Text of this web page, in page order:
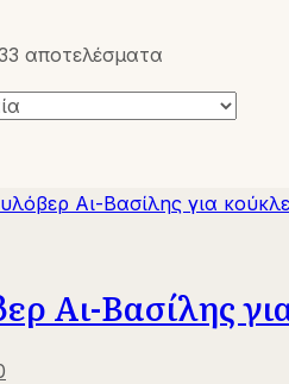
αποτελέσματα
by
latest
Αι-Βασίλης